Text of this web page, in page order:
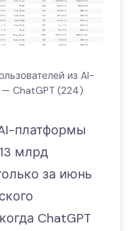
из AI-
— ChatGPT (224)
платформы
млрд
за июнь
ChatGPT